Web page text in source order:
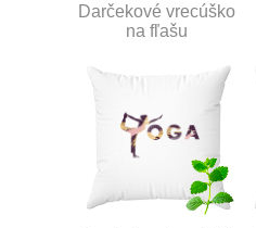
Darčekové vrecúško
na fľašu